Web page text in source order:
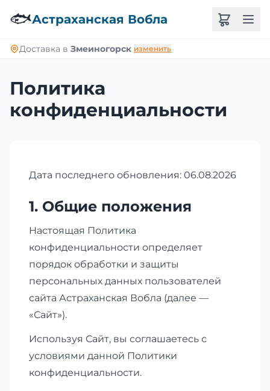
🐟Астраханская Вобла
Доставка в Змеиногорск изменить
Политика
конфиденциальности
Дата последнего обновления: 06.08.2026
1. Общие положения
Настоящая Политика
конфиденциальности определяет
порядок обработки и защиты
персональных данных пользователей
сайта Астраханская Вобла (далее —
«Сайт»).
Используя Сайт, вы соглашаетесь с
условиями данной Политики
конфиденциальности.